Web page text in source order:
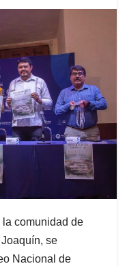
la comunidad de
se
Nacional de